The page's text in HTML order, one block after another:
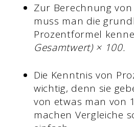
Zur Berechnung
muss man die
Prozentformel
Gesamtwert) × 100.
Die Kenntnis von
wichtig, denn sie
von etwas man von
machen Vergleiche